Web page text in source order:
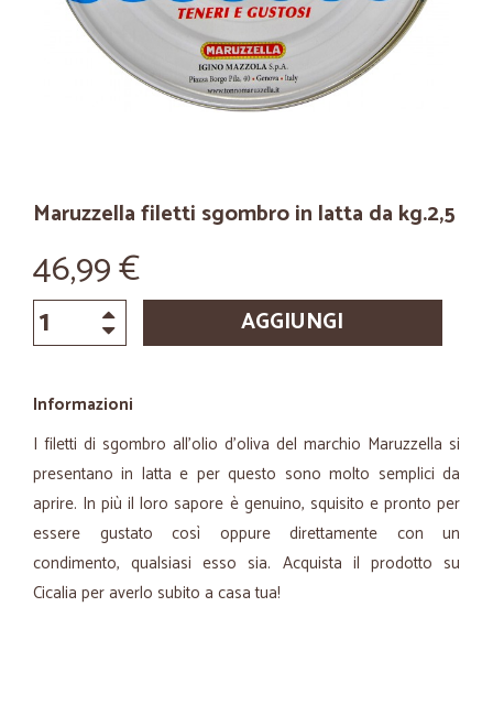
Maruzzella filetti sgombro in latta da kg.2,5
46,99 €
AGGIUNGI
Informazioni
I filetti di sgombro all’olio d’oliva del marchio Maruzzella si
presentano in latta e per questo sono molto semplici da
aprire. In più il loro sapore è genuino, squisito e pronto per
essere gustato così oppure direttamente con un
condimento, qualsiasi esso sia. Acquista il prodotto su
Cicalia per averlo subito a casa tua!